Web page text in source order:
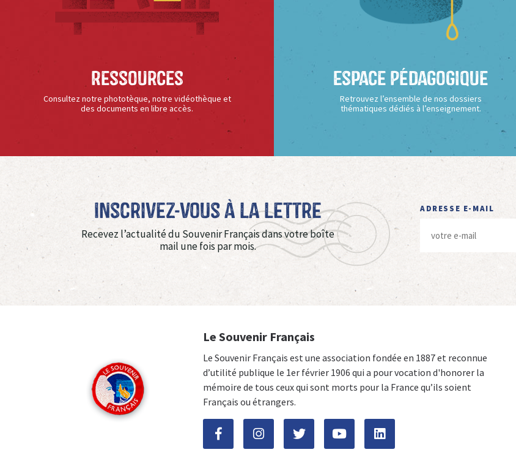
Ressources
Consultez notre phototèque, notre vidéothèque et
des documents en libre accès.
Espace Pédagogique
Retrouvez l’ensemble de nos dossiers
thématiques dédiés à l’enseignement.
Inscrivez-vous à La Lettre
Recevez l’actualité du Souvenir Français dans votre boîte
mail une fois par mois.
ADRESSE E-MAIL
Le Souvenir Français
Le Souvenir Français est une association fondée en 1887 et reconnue
d’utilité publique le 1er février 1906 qui a pour vocation d'honorer la
mémoire de tous ceux qui sont morts pour la France qu’ils soient
Français ou étrangers.